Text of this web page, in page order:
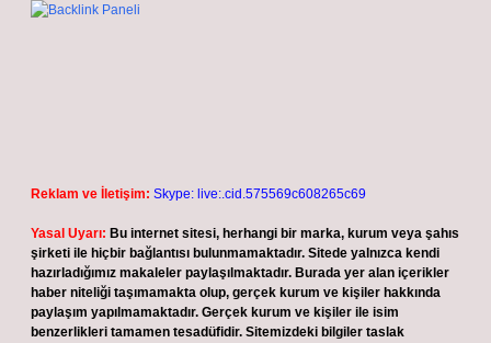
Reklam ve İletişim: Skype: live:.cid.575569c608265c69
Yasal Uyarı: Bu internet sitesi, herhangi bir marka, kurum veya şahıs
şirketi ile hiçbir bağlantısı bulunmamaktadır. Sitede yalnızca kendi
hazırladığımız makaleler paylaşılmaktadır. Burada yer alan içerikler
haber niteliği taşımamakta olup, gerçek kurum ve kişiler hakkında
paylaşım yapılmamaktadır. Gerçek kurum ve kişiler ile isim
benzerlikleri tamamen tesadüfidir. Sitemizdeki bilgiler taslak